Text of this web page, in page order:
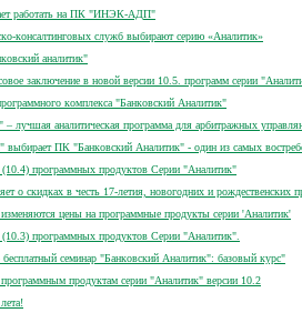
работать на ПК "ИНЭК-АДП"
консалтинговых служб выбирают серию «Аналитик»
аналитик"
заключение в новой версии 10.5. программ серии
комплекса "Банковский Аналитик"
аналитическая программа для арбитражных
выбирает ПК "Банковский Аналитик" - один из самых
программных продуктов Серии "Аналитик"
о скидках в честь 17-летия, новогодних и рождественских
цены на программные продукты серии 'Аналитик'
программных продуктов Серии "Аналитик".
семинар "Банковский Аналитик": базовый курс"
продуктам серии "Аналитик" версии 10.2